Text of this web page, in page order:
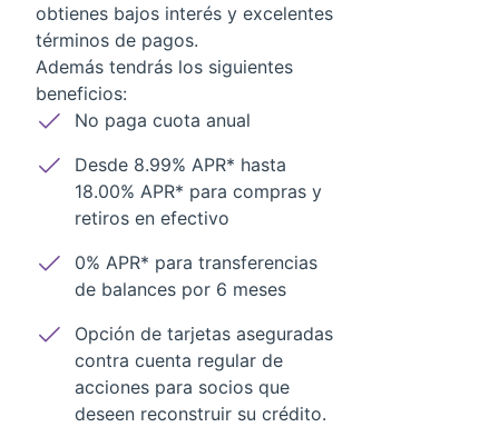
obtienes bajos interés y excelentes
términos de pagos.
Además tendrás los siguientes
beneficios:
No paga cuota anual
Desde 8.99% APR* hasta
18.00% APR* para compras y
retiros en efectivo
0% APR* para transferencias
de balances por 6 meses
Opción de tarjetas aseguradas
contra cuenta regular de
acciones para socios que
deseen reconstruir su crédito.